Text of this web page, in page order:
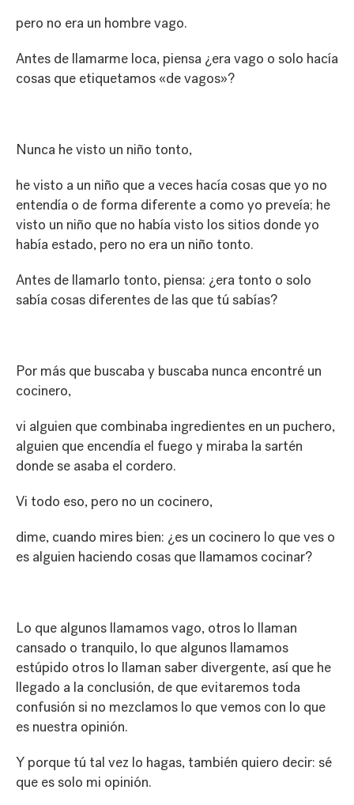
pero no era un hombre vago.
Antes de llamarme loca, piensa ¿era vago o solo hacía
cosas que etiquetamos «de vagos»?
Nunca he visto un niño tonto,
he visto a un niño que a veces hacía cosas que yo no
entendía o de forma diferente a como yo preveía; he
visto un niño que no había visto los sitios donde yo
había estado, pero no era un niño tonto.
Antes de llamarlo tonto, piensa: ¿era tonto o solo
sabía cosas diferentes de las que tú sabías?
Por más que buscaba y buscaba nunca encontré un
cocinero,
vi alguien que combinaba ingredientes en un puchero,
alguien que encendía el fuego y miraba la sartén
donde se asaba el cordero.
Vi todo eso, pero no un cocinero,
dime, cuando mires bien: ¿es un cocinero lo que ves o
es alguien haciendo cosas que llamamos cocinar?
Lo que algunos llamamos vago, otros lo llaman
cansado o tranquilo, lo que algunos llamamos
estúpido otros lo llaman saber divergente, así que he
llegado a la conclusión, de que evitaremos toda
confusión si no mezclamos lo que vemos con lo que
es nuestra opinión.
Y porque tú tal vez lo hagas, también quiero decir: sé
que es solo mi opinión.